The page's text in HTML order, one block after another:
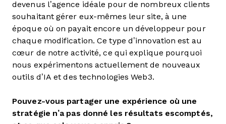
devenus l’agence idéale pour de nombreux clients
souhaitant gérer eux-mêmes leur site, à une
époque où on payait encore un développeur pour
chaque modification. Ce type d’innovation est au
cœur de notre activité, ce qui explique pourquoi
nous expérimentons actuellement de nouveaux
outils d’IA et des technologies Web3.
Pouvez-vous partager une expérience où une
stratégie n’a pas donné les résultats escomptés,